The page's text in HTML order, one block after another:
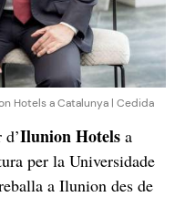
Hotels a Catalunya | Cedida
Ilunion Hotels a
per la Universidade
a Ilunion des de